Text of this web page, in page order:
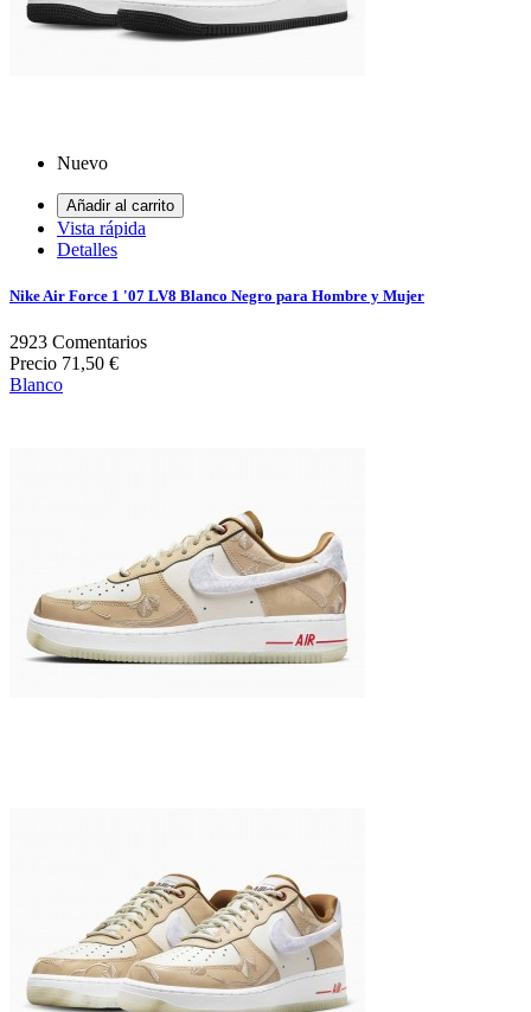
Nuevo
Añadir al carrito
Vista rápida
Detalles
Nike Air Force 1 '07 LV8 Blanco Negro para Hombre y Mujer
2923 Comentarios
Precio 71,50 €
Blanco